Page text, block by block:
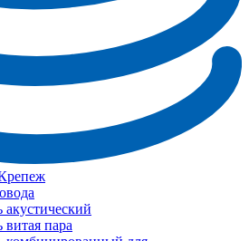
акустический
витая пара